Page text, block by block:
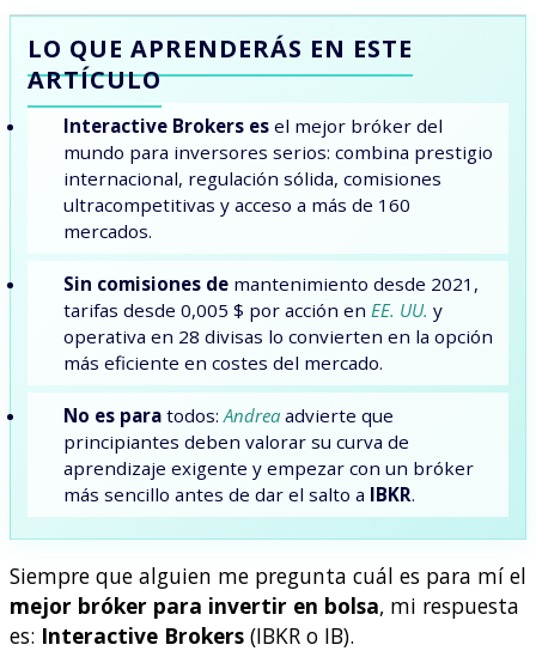
LO QUE APRENDERÁS EN ESTE
ARTÍCULO
Interactive Brokers es el mejor bróker del
mundo para inversores serios: combina prestigio
internacional, regulación sólida, comisiones
ultracompetitivas y acceso a más de 160
mercados.
Sin comisiones de mantenimiento desde 2021,
tarifas desde 0,005 $ por acción en EE. UU. y
operativa en 28 divisas lo convierten en la opción
más eficiente en costes del mercado.
No es para todos:Andrea advierte que
principiantes deben valorar su curva de
aprendizaje exigente y empezar con un bróker
más sencillo antes de dar el salto a IBKR.
Siempre que alguien me pregunta cuál es para mí el
mejor bróker para invertir en bolsa, mi respuesta
es: Interactive Brokers (IBKR o IB).